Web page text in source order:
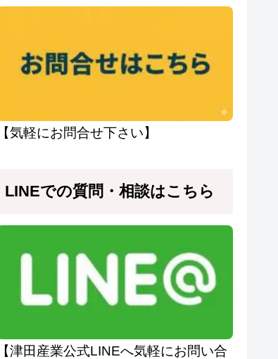
【気軽にお問合せ下さい】
LINEでの質問・相談はこちら
【津田産業公式LINEへ気軽にお問い合